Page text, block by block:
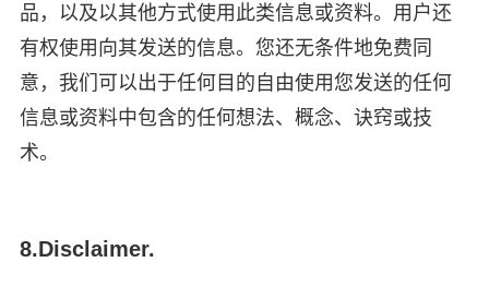
品，以及以其他方式使用此类信息或资料。用户还
有权使用向其发送的信息。您还无条件地免费同
意，我们可以出于任何目的自由使用您发送的任何
信息或资料中包含的任何想法、概念、诀窍或技
术。
8.Disclaimer.